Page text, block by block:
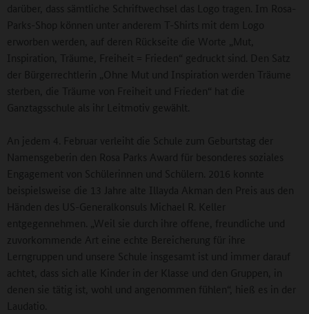
darüber, dass sämtliche Schriftwechsel das Logo tragen. Im Rosa-
Parks-Shop können unter anderem T-Shirts mit dem Logo
erworben werden, auf deren Rückseite die Worte „Mut,
Inspiration, Träume, Freiheit = Frieden“ gedruckt sind. Den Satz
der Bürgerrechtlerin „Ohne Mut und Inspiration werden Träume
sterben, die Träume von Freiheit und Frieden“ hat die
Ganztagsschule als ihr Leitmotiv gewählt.
An jedem 4. Februar verleiht die Schule zum Geburtstag der
Namensgeberin den Rosa Parks Award für besonderes soziales
Engagement von Schülerinnen und Schülern. 2016 konnte
beispielsweise die 13 Jahre alte Illayda Akman den Preis aus den
Händen des US-Generalkonsuls Michael R. Keller
entgegennehmen. „Weil sie durch ihre offene, freundliche und
zuvorkommende Art eine echte Bereicherung für ihre
Lerngruppen und unsere Schule insgesamt ist und immer darauf
achtet, dass sich alle Kinder in der Klasse und den Gruppen, in
denen sie tätig ist, wohl und angenommen fühlen“, hieß es in der
Laudatio.